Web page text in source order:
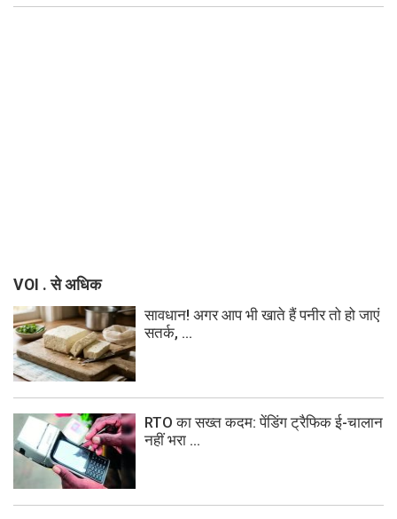
VOI . से अधिक
सावधान! अगर आप भी खाते हैं पनीर तो हो जाएं
सतर्क, ...
RTO का सख्त कदम: पेंडिंग ट्रैफिक ई-चालान
नहीं भरा ...